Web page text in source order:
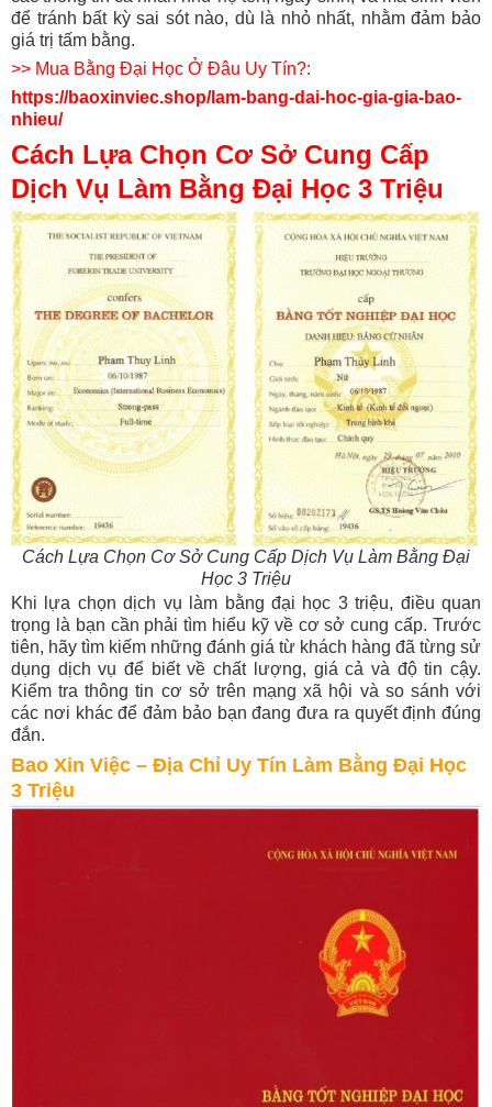
để tránh bất kỳ sai sót nào, dù là nhỏ nhất, nhằm đảm bảo
giá trị tấm bằng.
>> Mua Bằng Đại Học Ở Đâu Uy Tín?:
https://baoxinviec.shop/lam-bang-dai-hoc-gia-gia-bao-
nhieu/
Cách Lựa Chọn Cơ Sở Cung Cấp
Dịch Vụ Làm Bằng Đại Học 3 Triệu
Cách Lựa Chọn Cơ Sở Cung Cấp Dịch Vụ Làm Bằng Đại
Học 3 Triệu
Khi lựa chọn dịch vụ làm bằng đại học 3 triệu, điều quan
trọng là bạn cần phải tìm hiểu kỹ về cơ sở cung cấp. Trước
tiên, hãy tìm kiếm những đánh giá từ khách hàng đã từng sử
dụng dịch vụ để biết về chất lượng, giá cả và độ tin cậy.
Kiểm tra thông tin cơ sở trên mạng xã hội và so sánh với
các nơi khác để đảm bảo bạn đang đưa ra quyết định đúng
đắn.
Bao Xin Việc – Địa Chỉ Uy Tín Làm Bằng Đại Học
3 Triệu